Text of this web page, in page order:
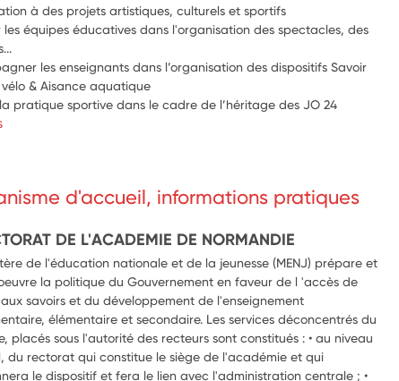
à des projets artistiques, culturels et sportifs
les équipes éducatives dans l'organisation des spectacles, des
les enseignants dans l’organisation des dispositifs Savoir
& Aisance aquatique
pratique sportive dans le cadre de l’héritage des JO 24
d'accueil, informations pratiques
DE L'ACADEMIE DE NORMANDIE
de l'éducation nationale et de la jeunesse (MENJ) prépare et
la politique du Gouvernement en faveur de l 'accès de
savoirs et du développement de l'enseignement
élémentaire et secondaire. Les services déconcentrés du
placés sous l'autorité des recteurs sont constitués : • au niveau
du rectorat qui constitue le siège de l'académie et qui
le dispositif et fera le lien avec l'administration centrale ; •